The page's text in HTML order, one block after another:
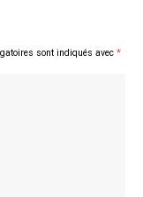
sont indiqués avec *